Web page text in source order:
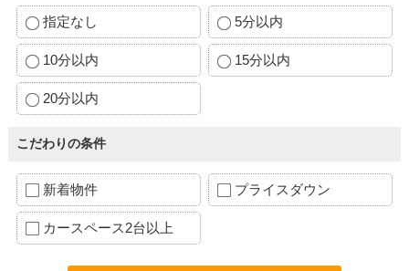
指定なし 5分以内
10分以内 15分以内
20分以内
こだわりの条件
新着物件 プライスダウン
カースペース2台以上